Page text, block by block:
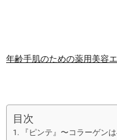
年齢手肌のための薬用美容
目次
『ピンテ』〜コラーゲン